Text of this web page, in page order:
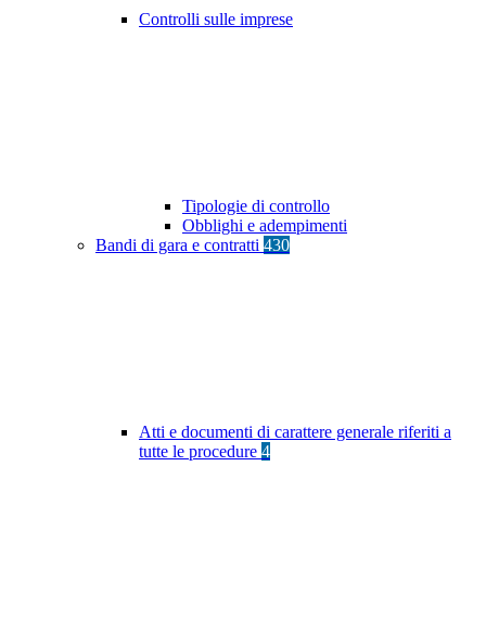
Controlli sulle imprese
Tipologie di controllo
Obblighi e adempimenti
Bandi di gara e contratti 430
Atti e documenti di carattere generale riferiti a
tutte le procedure 4